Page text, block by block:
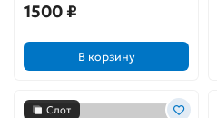
1500 ₽
В корзину
Слот